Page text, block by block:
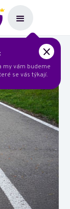
my vám budeme
se vás týkají.